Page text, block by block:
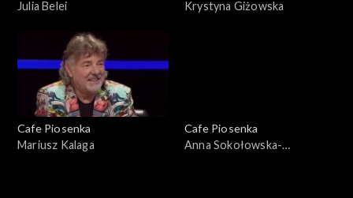
Julia Belei
Krystyna Giżowska
Cafe Piosenka
Mariusz Kalaga
Cafe Piosenka
Anna Sokołowska-